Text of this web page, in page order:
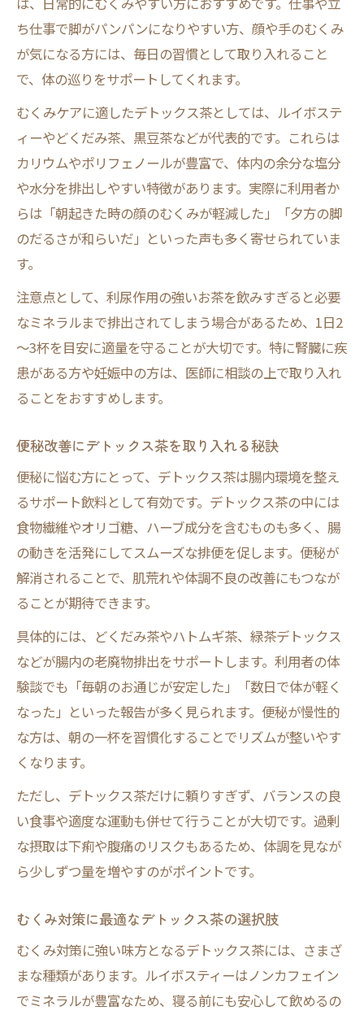
ち仕事で脚がパンパンになりやすい方、顔や手のむくみ
が気になる方には、毎日の習慣として取り入れること
で、体の巡りをサポートしてくれます。
むくみケアに適したデトックス茶としては、ルイボステ
ィーやどくだみ茶、黒豆茶などが代表的です。これらは
カリウムやポリフェノールが豊富で、体内の余分な塩分
や水分を排出しやすい特徴があります。実際に利用者か
らは「朝起きた時の顔のむくみが軽減した」「夕方の脚
のだるさが和らいだ」といった声も多く寄せられていま
す。
注意点として、利尿作用の強いお茶を飲みすぎると必要
なミネラルまで排出されてしまう場合があるため、1日2
～3杯を目安に適量を守ることが大切です。特に腎臓に疾
患がある方や妊娠中の方は、医師に相談の上で取り入れ
ることをおすすめします。
便秘改善にデトックス茶を取り入れる秘訣
便秘に悩む方にとって、デトックス茶は腸内環境を整え
るサポート飲料として有効です。デトックス茶の中には
食物繊維やオリゴ糖、ハーブ成分を含むものも多く、腸
の動きを活発にしてスムーズな排便を促します。便秘が
解消されることで、肌荒れや体調不良の改善にもつなが
ることが期待できます。
具体的には、どくだみ茶やハトムギ茶、緑茶デトックス
などが腸内の老廃物排出をサポートします。利用者の体
験談でも「毎朝のお通じが安定した」「数日で体が軽く
なった」といった報告が多く見られます。便秘が慢性的
な方は、朝の一杯を習慣化することでリズムが整いやす
くなります。
ただし、デトックス茶だけに頼りすぎず、バランスの良
い食事や適度な運動も併せて行うことが大切です。過剰
な摂取は下痢や腹痛のリスクもあるため、体調を見なが
ら少しずつ量を増やすのがポイントです。
むくみ対策に最適なデトックス茶の選択肢
むくみ対策に強い味方となるデトックス茶には、さまざ
まな種類があります。ルイボスティーはノンカフェイン
でミネラルが豊富なため、寝る前にも安心して飲めるの